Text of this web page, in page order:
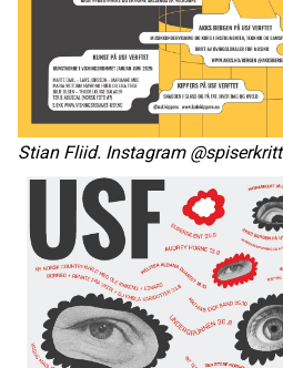
Stian Fliid. Instagram @spiserkritt